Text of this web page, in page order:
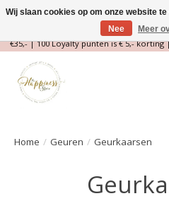
Magische Conceptstore, Edelstenen &
€35,- | 100 Loyalty punten is € 5,-
Home / Geuren / Geurkaarsen
Wij slaan cookies op om onze website
Nee
Meer